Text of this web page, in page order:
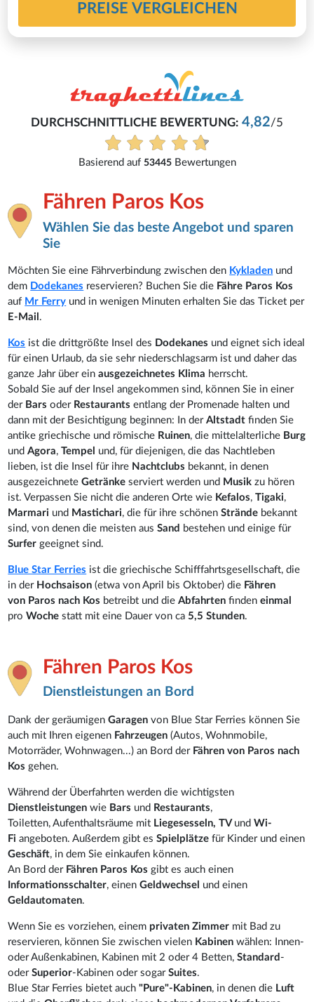
PREISE VERGLEICHEN
DURCHSCHNITTLICHE BEWERTUNG:4,82/5
Basierend auf53445Bewertungen
Fähren Paros Kos
Wählen Sie das beste Angebot und sparen
Sie
Möchten Sie eine Fährverbindung zwischen den Kykladen und
dem Dodekanes reservieren? Buchen Sie die Fähre Paros Kos
auf Mr Ferry und in wenigen Minuten erhalten Sie das Ticket per
E-Mail .
Kos ist die drittgrößte Insel des Dodekanes und eignet sich ideal
für einen Urlaub, da sie sehr niederschlagsarm ist und daher das
ganze Jahr über einausgezeichnetes Klima herrscht.
Sobald Sie auf der Insel angekommen sind, können Sie in einer
der Barsoder Restaurantsentlang der Promenade halten und
dann mit der Besichtigung beginnen: In derAltstadtfinden Sie
antike griechische und römische Ruinen, die mittelalterliche Burg
undAgora,Tempel und, für diejenigen, die das Nachtleben
lieben, ist die Insel für ihre Nachtclubs bekannt, in denen
ausgezeichneteGetränkeserviert werden und Musikzu hören
ist. Verpassen Sie nicht die anderen Orte wie Kefalos,Tigaki,
Marmari und Mastichari, die für ihre schönenStrände bekannt
sind, von denen die meisten ausSand bestehen und einige für
Surfergeeignet sind.
Blue Star Ferries ist die griechische Schifffahrtsgesellschaft, die
in der Hochsaison(etwa von April bis Oktober) die Fähren
von Paros nach Kos betreibt und dieAbfahrten findeneinmal
proWochestatt mit eine Dauer von ca5,5 Stunden.
Fähren Paros Kos
Dienstleistungen an Bord
Dank der geräumigenGaragenvon Blue Star Ferries können Sie
auch mit Ihren eigenen Fahrzeugen(Autos, Wohnmobile,
Motorräder, Wohnwagen...) an Bord der Fähren von Paros nach
Kos gehen.
Während der Überfahrten werden die wichtigsten
Dienstleistungenwie Bars und Restaurants,
Toiletten, Aufenthaltsräume mit Liegesesseln, TV undWi-
Fi angeboten. Außerdem gibt esSpielplätzefür Kinder und einen
Geschäft, in dem Sie einkaufen können.
An Bord der Fähren Paros Kos gibt es auch einen
Informationsschalter, einenGeldwechsel und einen
Geldautomaten.
Wenn Sie es vorziehen, einem privaten Zimmer mit Bad zu
reservieren, können Sie zwischen vielen Kabinen wählen: Innen-
oder Außenkabinen, Kabinen mit 2 oder 4 Betten,Standard -
oderSuperior-Kabinen oder sogarSuites.
Blue Star Ferries bietet auch"Pure"-Kabinen, in denen die Luft